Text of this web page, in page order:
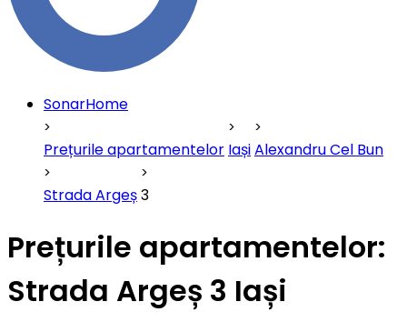
SonarHome
Prețurile apartamentelor IașiAlexandru Cel Bun
Strada Argeș3
Prețurile apartamentelor:
Strada Argeș 3 Iași